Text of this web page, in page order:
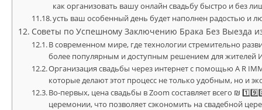
как организовать вашу онлайн свадьбу быстро и без
усть ваш особенный день будет наполнен радостью и
Советы по Успешному Заключению Брака Без Выезда
В современном мире, где технологии стремительно
более популярным и доступным решением для жителей
Организация свадьбы через интернет с помощью A R
которые делают этот процесс не только удобным, но и
Во-первых, цена свадьбы в Zoom составляет всего ₪
церемонии, что позволяет сэкономить на свадебной